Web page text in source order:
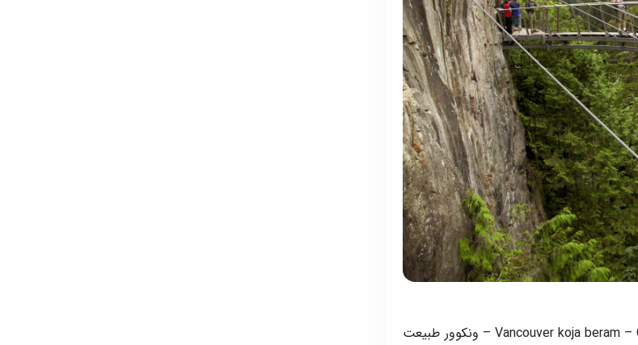
کلمات مرتبط: Vancouver koja beram – Capilano Suspension Bridge Park Vancouver – ونکوور طبیعت